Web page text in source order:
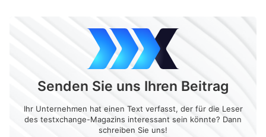
Senden Sie uns Ihren Beitrag
Ihr Unternehmen hat einen Text verfasst, der für die Leser
des testxchange-Magazins interessant sein könnte? Dann
schreiben Sie uns!